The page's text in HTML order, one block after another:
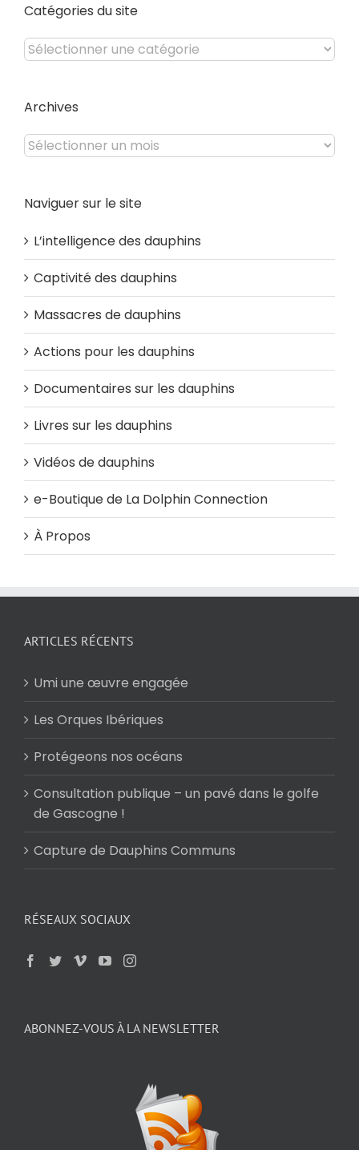
Catégories du site
Catégories
du
Archives
Archives
Naviguer sur le site
L’intelligence des dauphins
Captivité des dauphins
Massacres de dauphins
Actions pour les dauphins
Documentaires sur les dauphins
Livres sur les dauphins
Vidéos de dauphins
e-Boutique de La Dolphin Connection
À Propos
ARTICLES RÉCENTS
Umi une œuvre engagée
Les Orques Ibériques
Protégeons nos océans
Consultation publique – un pavé dans le golfe
de Gascogne !
Capture de Dauphins Communs
RÉSEAUX SOCIAUX
ABONNEZ-VOUS À LA NEWSLETTER